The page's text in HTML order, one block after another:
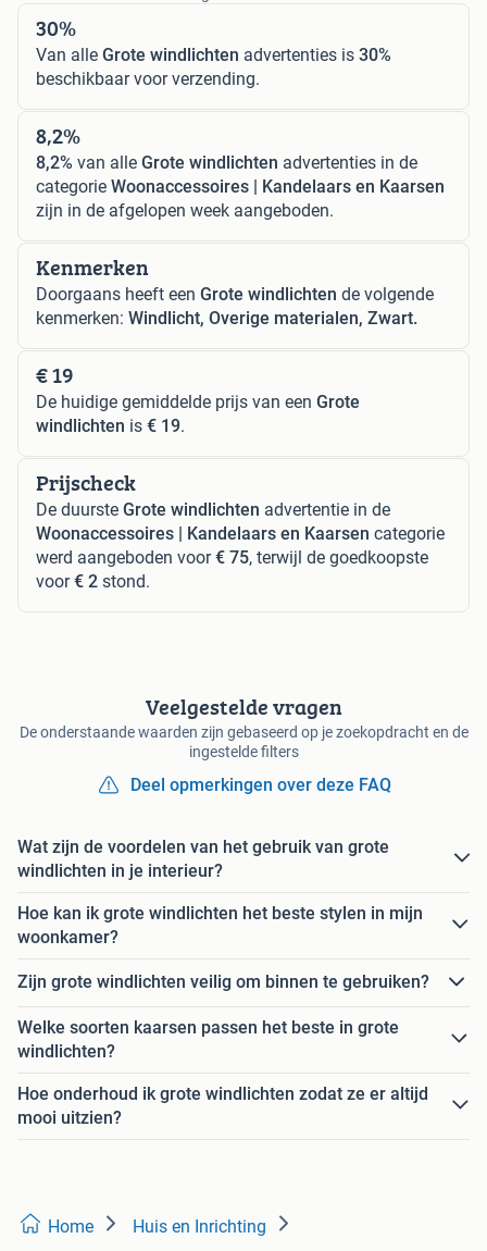
30%
Van alle Grote windlichten advertenties is 30%
beschikbaar voor verzending.
8,2%
8,2% van alle Grote windlichten advertenties in de
categorie Woonaccessoires | Kandelaars en Kaarsen
zijn in de afgelopen week aangeboden.
Kenmerken
Doorgaans heeft een Grote windlichten de volgende
kenmerken: Windlicht, Overige materialen, Zwart.
€ 19
De huidige gemiddelde prijs van een Grote
windlichten is € 19.
Prijscheck
De duurste Grote windlichten advertentie in de
Woonaccessoires | Kandelaars en Kaarsen categorie
werd aangeboden voor€ 75, terwijl de goedkoopste
voor€ 2 stond.
Veelgestelde vragen
De onderstaande waarden zijn gebaseerd op je zoekopdracht en de
ingestelde filters
Deel opmerkingen over deze FAQ
Wat zijn de voordelen van het gebruik van grote
windlichten in je interieur?
Hoe kan ik grote windlichten het beste stylen in mijn
woonkamer?
Zijn grote windlichten veilig om binnen te gebruiken?
Welke soorten kaarsen passen het beste in grote
windlichten?
Hoe onderhoud ik grote windlichten zodat ze er altijd
mooi uitzien?
Home Huis en Inrichting